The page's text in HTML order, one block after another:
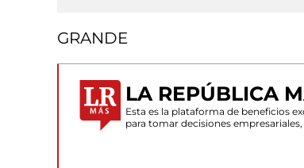
GRANDE
LA REPÚBLICA
Esta es la plataforma de beneficios
para tomar decisiones